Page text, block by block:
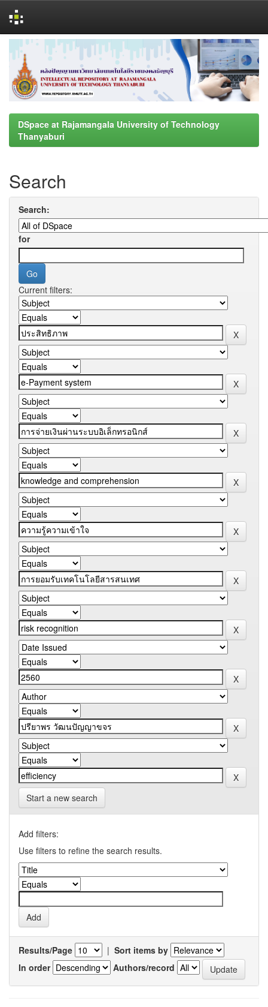
navigation
DSpace at Rajamangala University of Technology
Thanyaburi
Search
Search:
for
Current filters:
Start a new search
Add filters:
Use filters to refine the search results.
Results/Page | Sort items by
In order
Authors/record